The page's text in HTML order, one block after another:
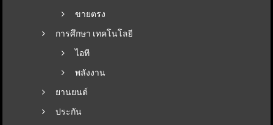
ขายตรง
การศึกษา เทคโนโลยี
ไอที
พลังงาน
ยานยนต์
ประกัน